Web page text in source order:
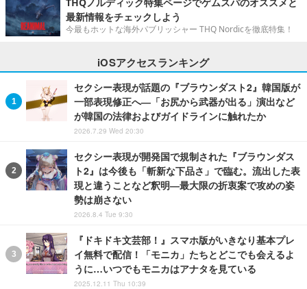
最新情報をチェックしよう
今最もホットな海外パブリッシャー THQ Nordicを徹底特集！
iOSアクセスランキング
セクシー表現が話題の『ブラウンダスト2』韓国版が
一部表現修正へ―「お尻から武器が出る」演出など
が韓国の法律およびガイドラインに触れたか
2026.7.29 Wed 20:30
セクシー表現が開発国で規制された『ブラウンダス
ト2』は今後も「斬新な下品さ」で臨む。流出した表
現と違うことなど釈明―最大限の折衷案で攻めの姿
勢は崩さない
2026.8.4 Tue 9:30
『ドキドキ文芸部！』スマホ版がいきなり基本プレ
イ無料で配信！「モニカ」たちとどこでも会えるよ
うに…いつでもモニカはアナタを見ている
2025.12.11 Thu 10:39